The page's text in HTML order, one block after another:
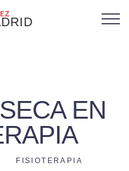
EN
FISIOTERAPIA